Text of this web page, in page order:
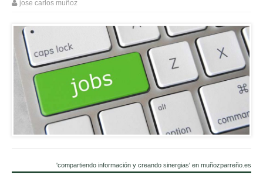
jose carlos muñoz
'compartiendo información y creando sinergias' en muñozparreño.es